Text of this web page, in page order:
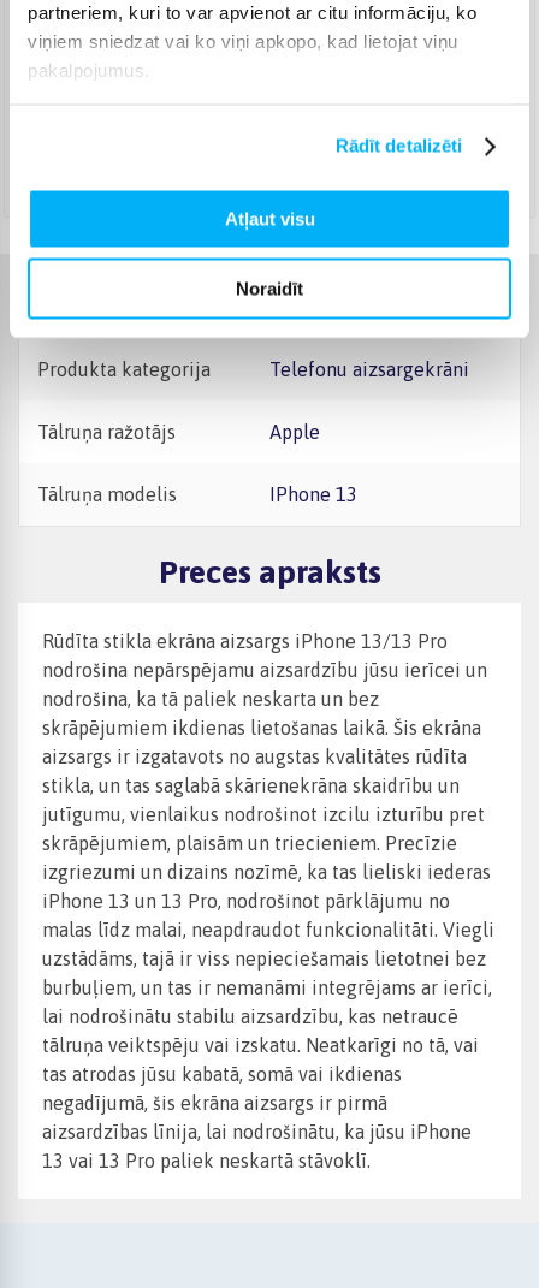
partneriem, kuri to var apvienot ar citu informāciju, ko
viņiem sniedzat vai ko viņi apkopo, kad lietojat viņu
pakalpojumus.
Rādīt detalizēti
Atļaut visu
Noraidīt
Smartposti pakomāts 2,99 €)
Augusts 11d. - Augusts 14d.
Produkta kategorija Telefonu aizsargekrāni
Tālruņa ražotājs Apple
Tālruņa modelis iPhone 13
Preces apraksts
Rūdīta stikla ekrāna aizsargs iPhone 13/13 Pro
nodrošina nepārspējamu aizsardzību jūsu ierīcei un
nodrošina, ka tā paliek neskarta un bez
skrāpējumiem ikdienas lietošanas laikā. Šis ekrāna
aizsargs ir izgatavots no augstas kvalitātes rūdīta
stikla, un tas saglabā skārienekrāna skaidrību un
jutīgumu, vienlaikus nodrošinot izcilu izturību pret
skrāpējumiem, plaisām un triecieniem. Precīzie
izgriezumi un dizains nozīmē, ka tas lieliski iederas
iPhone 13 un 13 Pro, nodrošinot pārklājumu no
malas līdz malai, neapdraudot funkcionalitāti. Viegli
uzstādāms, tajā ir viss nepieciešamais lietotnei bez
burbuļiem, un tas ir nemanāmi integrējams ar ierīci,
lai nodrošinātu stabilu aizsardzību, kas netraucē
tālruņa veiktspēju vai izskatu. Neatkarīgi no tā, vai
tas atrodas jūsu kabatā, somā vai ikdienas
negadījumā, šis ekrāna aizsargs ir pirmā
aizsardzības līnija, lai nodrošinātu, ka jūsu iPhone
13 vai 13 Pro paliek neskartā stāvoklī.